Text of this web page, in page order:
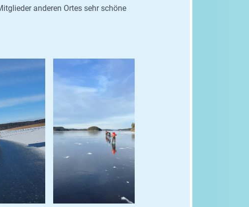
anderen Ortes sehr schöne